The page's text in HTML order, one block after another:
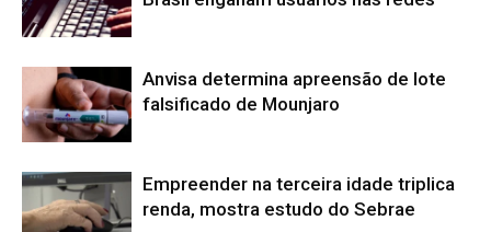
Anvisa determina apreensão de lote
falsificado de Mounjaro
Empreender na terceira idade triplica
renda, mostra estudo do Sebrae